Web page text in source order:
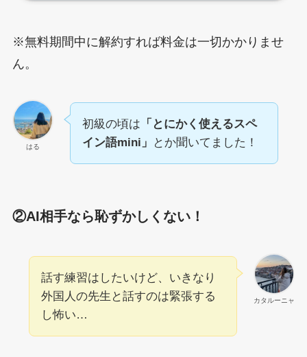
※無料期間中に解約すれば料金は一切かかりませ
ん。
はる
初級の頃は 「とにかく使えるスペ
イン語mini」
とか聞いてました！
②AI相手なら恥ずかしくない！
カタルーニャ
話す練習はしたいけど、いきなり
外国人の先生と話すのは緊張する
し怖い…